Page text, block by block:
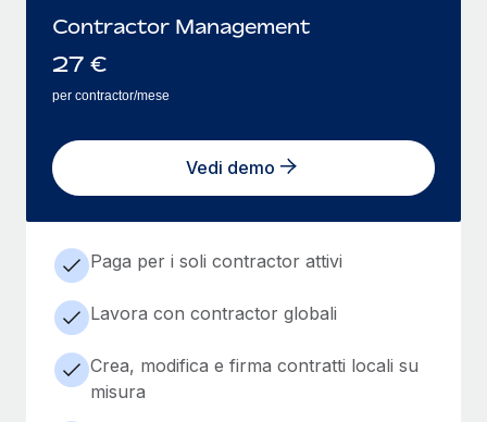
Contractor Management
27 €
per contractor/mese
Vedi demo
Paga per i soli contractor attivi
Lavora con contractor globali
Crea, modifica e firma contratti locali su
misura